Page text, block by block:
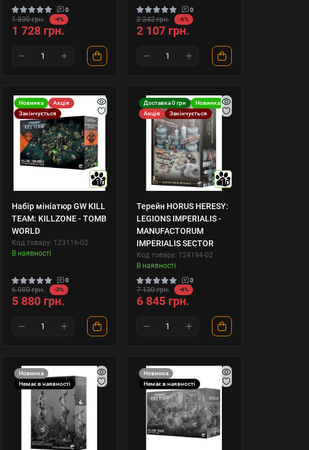
0
1 800 грн. -4%
1 728 грн.
0
2 242 грн. -6%
2 107 грн.
Новинка
Акція
Закінчується
10
Набір мініатюр GW KILL
TEAM: KILLZONE - TOMB
WORLD
Код товару: 123116-02
В наявності
0
6 080 грн. -3%
5 880 грн.
Доставка 0 грн
Новинка
Акція
Закінчується
10
Терейн HORUS HERESY:
LEGIONS IMPERIALIS -
MANUFACTORUM
IMPERIALIS SECTOR
Код товару: 124194-02
В наявності
0
7 130 грн. -4%
6 845 грн.
Новинка
Немає в наявності
Новинка
Немає в наявності